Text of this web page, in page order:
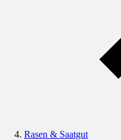
Rasen & Saatgut